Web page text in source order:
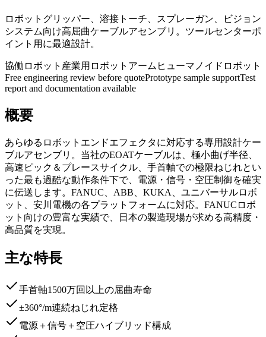
ロボットグリッパー、溶接トーチ、スプレーガン、ビジョン
システム向け高屈曲ケーブルアセンブリ。ツールセンターポ
イント用に最適設計。
協働ロボット 産業用ロボットアーム ヒューマノイドロボット
Free engineering review before quotePrototype sample supportTest
report and documentation available
概要
あらゆるロボットエンドエフェクタに対応する専用設計ケー
ブルアセンブリ。当社のEOATケーブルは、極小曲げ半径、
高速ピック＆プレースサイクル、手首軸での極限ねじれとい
った最も過酷な動作条件下で、電源・信号・空圧制御を確実
に伝送します。FANUC、ABB、KUKA、ユニバーサルロボ
ット、安川電機の各プラットフォームに対応。FANUCロボ
ット向けの豊富な実績で、日本の製造現場が求める高精度・
高品質を実現。
主な特長
手首軸1500万回以上の屈曲寿命
±360°/m連続ねじれ定格
電源＋信号＋空圧ハイブリッド構成